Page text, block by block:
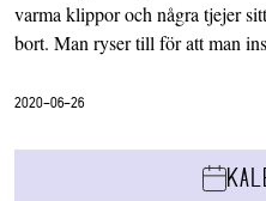
varma klippor och några tjejer
bort. Man ryser till för att man
2020-06-26